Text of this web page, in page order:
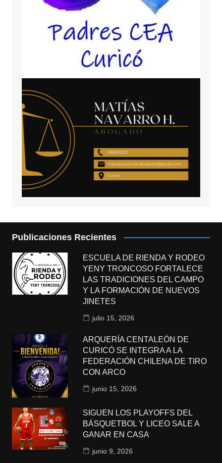
Publicaciones Recientes
ESCUELA DE RIENDA Y RODEO
YENY TRONCOSO FORTALECE
LAS TRADICIONES DEL CAMPO
Y LA FORMACIÓN DE NUEVOS
JINETES
julio 15, 2026
ARQUERÍA CENTALEÓN DE
CURICÓ SE INTEGRA A LA
FEDERACIÓN CHILENA DE TIRO
CON ARCO
junio 15, 2026
SIGUEN LOS PLAYOFFS DEL
BÁSQUETBOL Y LICEO SALE A
GANAR EN CASA
junio 9, 2026